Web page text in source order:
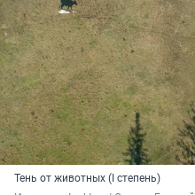
Тень от животных (I степень)